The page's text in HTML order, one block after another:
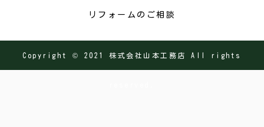
リフォームのご相談
Copyright © 2021 株式会社山本工務店 All rights